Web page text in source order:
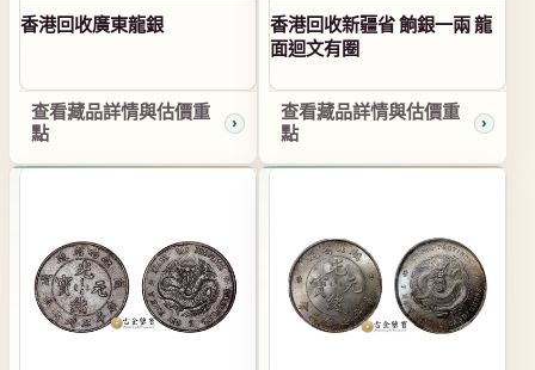
香港回收廣東龍銀
查看藏品詳情與估價重
點
香港回收新疆省 餉銀一兩 龍
面迴文有圈
查看藏品詳情與估價重
點